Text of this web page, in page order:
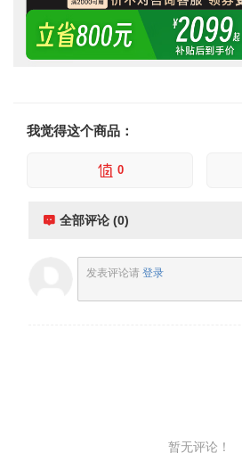
我觉得这个商品：
0
全部评论 (0)
发表评论请 登录
暂无评论！